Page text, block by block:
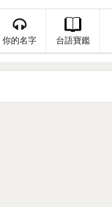
你的名字 台語寶鑑